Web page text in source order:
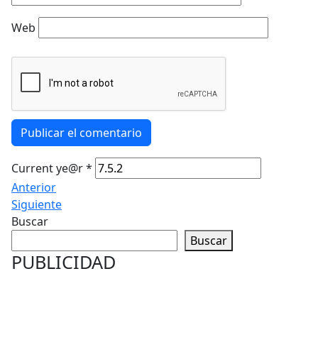
Web
Publicar el comentario
Current ye@r*
Anterior
Siguiente
Buscar
Buscar
PUBLICIDAD